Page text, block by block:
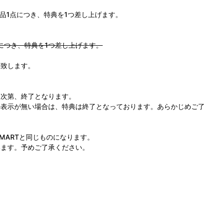
点につき、特典を1つ差し上げます。
き、特典を1つ差し上げます。
します。
、終了となります。
が無い場合は、特典は終了となっております。あらかじめご了
と同じものになります。
。予めご了承ください。